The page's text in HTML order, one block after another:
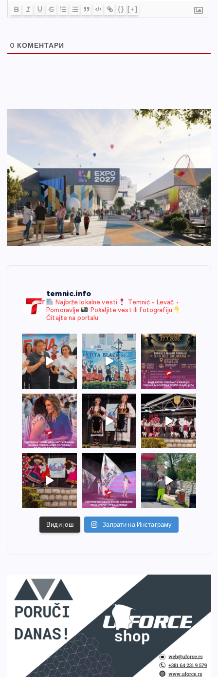
{} [+]
0 КОМЕНТАРИ
temnic.info
Najbrže lokalne vesti
Temnić • Levač •
Pomoravlje
Pošaljite vest ili fotografiju
Čitajte na portalu
Види још Запрати на Инстаграму